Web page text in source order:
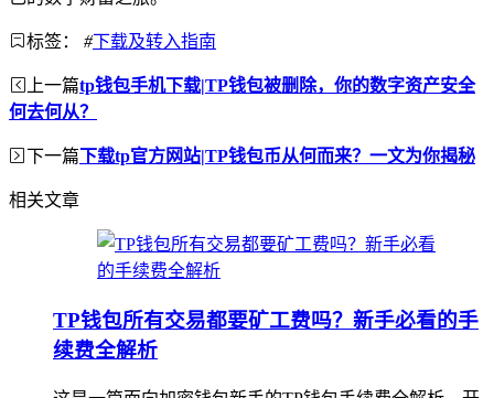
标签： #下载及转入指南
上一篇tp钱包手机下载|TP钱包被删除，你的数字资产安全
何去何从？
下一篇下载tp官方网站|TP钱包币从何而来？一文为你揭秘
相关文章
TP钱包所有交易都要矿工费吗？新手必看的手
续费全解析